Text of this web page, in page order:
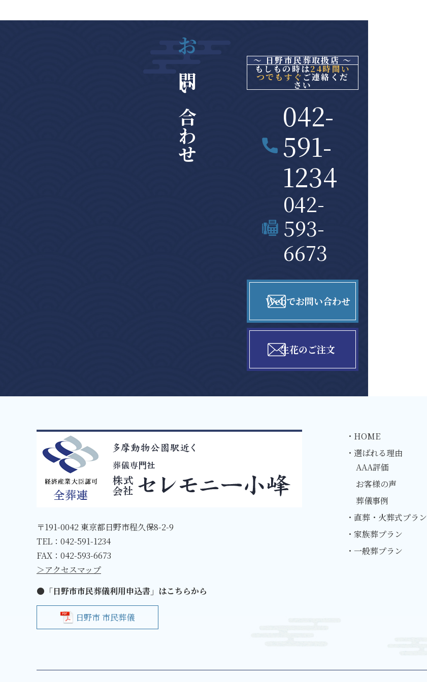
お
問い合わせ
～ 日野市民葬取扱店 ～
もしもの時は24時間い
つでもすぐ ご連絡くだ
さい
042-
591-
1234
042-
593-
6673
Webでお問い合わせ
生花のご注文
〒191-0042 東京都日野市程久保8-2-9
TEL： 042-591-1234
FAX：042-593-6673
＞アクセスマップ
●「日野市市民葬儀利用申込書」はこちらから
日野市 市民葬儀
・HOME
・選ばれる理由
AAA評価
お客様の声
葬儀事例
・直葬・火葬式プラン
・家族葬プラン
・一般葬プラン